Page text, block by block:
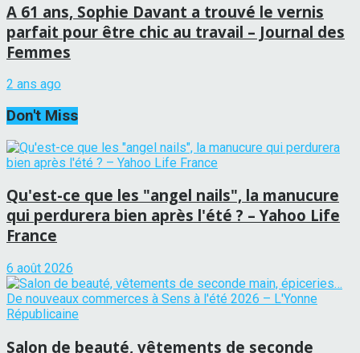
A 61 ans, Sophie Davant a trouvé le vernis
parfait pour être chic au travail – Journal des
Femmes
2 ans ago
Don't Miss
Qu'est-ce que les "angel nails", la manucure
qui perdurera bien après l'été ? – Yahoo Life
France
6 août 2026
Salon de beauté, vêtements de seconde